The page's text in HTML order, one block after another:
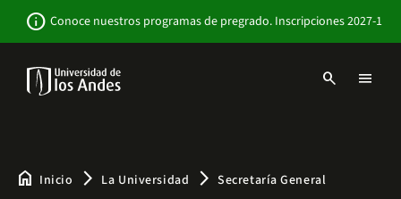
contenido
info Conoce nuestros programas de pregrado. Inscripciones 2027-1
search menu
home Inicio arrow_forward_ios La Universidad arrow_forward_ios Secretaría General